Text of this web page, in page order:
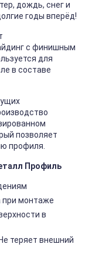
дождь, снег и
годы вперёд!
с финишным
для
в составе
позволяет
профиля.
Профиль
при монтаже
в
теряет внешний